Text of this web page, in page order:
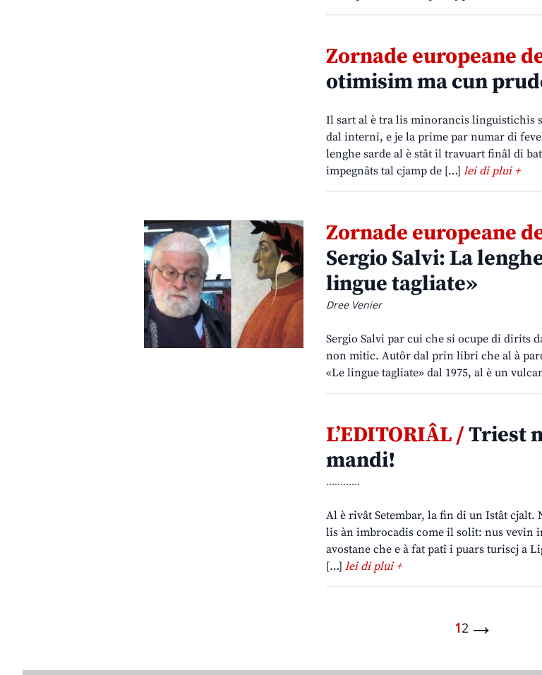
Zornade europeane
otimisim ma cun
Il sart al è tra lis minorancis linguistichis
dal interni, e je la prime par numar di
lenghe sarde al è stât il travuart finâl di
impegnâts tal cjamp de […] lei di plui +
Zornade europeane
Sergio Salvi: La
lingue tagliate»
Dree Venier
Sergio Salvi par cui che si ocupe di dirits
non mitic. Autôr dal prin libri che al à
«Le lingue tagliate» dal 1975, al è un
L’EDITORIÂL /Triest
mandi!
............
Al è rivât Setembar, la fin di un Istât cjalt.
lis àn imbrocadis come il solit: nus vevin
avostane che e à fat patî i puars turiscj a
[…] lei di plui +
12 →